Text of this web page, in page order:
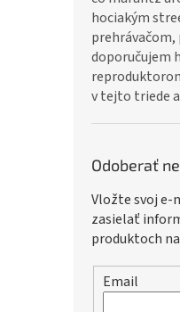
hociakým
doporučujem
v tejto triede
Odoberať
Vložte svoj e-
zasielať
produktoch
Email